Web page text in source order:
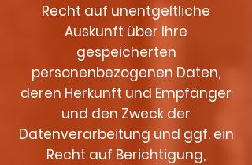
Recht auf unentgeltliche
Auskunft über Ihre
gespeicherten
personenbezogenen Daten,
deren Herkunft und Empfänger
und den Zweck der
Datenverarbeitung und ggf. ein
Recht auf Berichtigung,